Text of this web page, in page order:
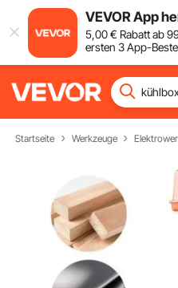
VEVOR App
5,00€ Rabatt ab
ersten 3 App-
Startseite Werkzeuge